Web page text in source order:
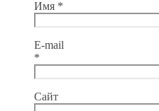
Имя *
E-mail
*
Сайт